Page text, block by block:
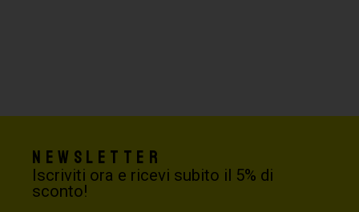
Newsletter
Iscriviti ora e ricevi subito il 5% di
sconto!